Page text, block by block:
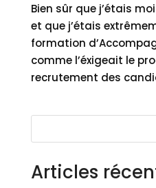
Bien sûr que j’étais
et que j’étais
formation
comme l’éxigeait le
recrutement des
Articles